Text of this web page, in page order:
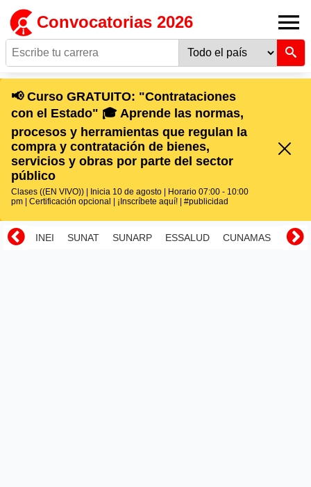
Convocatorias 2026
📢 Curso GRATUITO: "Contrataciones
con el Estado" 🎓 Aprende las normas,
procesos y herramientas que regulan la
compra y contratación de bienes,
servicios y obras por parte del sector
público
Clases ((EN VIVO)) | Inicia 10 de agosto | Horario 07:00 - 10:00
pm | Certificación opcional | ¡Inscríbete aquí! | #publicidad
INEI SUNAT SUNARP ESSALUD CUNAMAS